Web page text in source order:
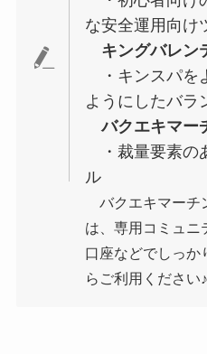
な安全運用向け
キングバレン
・キンスパを
ようにしたバラ
バクエキマー
・裁量要素の
ル
バクエキマーチ
は、専用コミュニ
口座などでしっか
らご利用ください♪